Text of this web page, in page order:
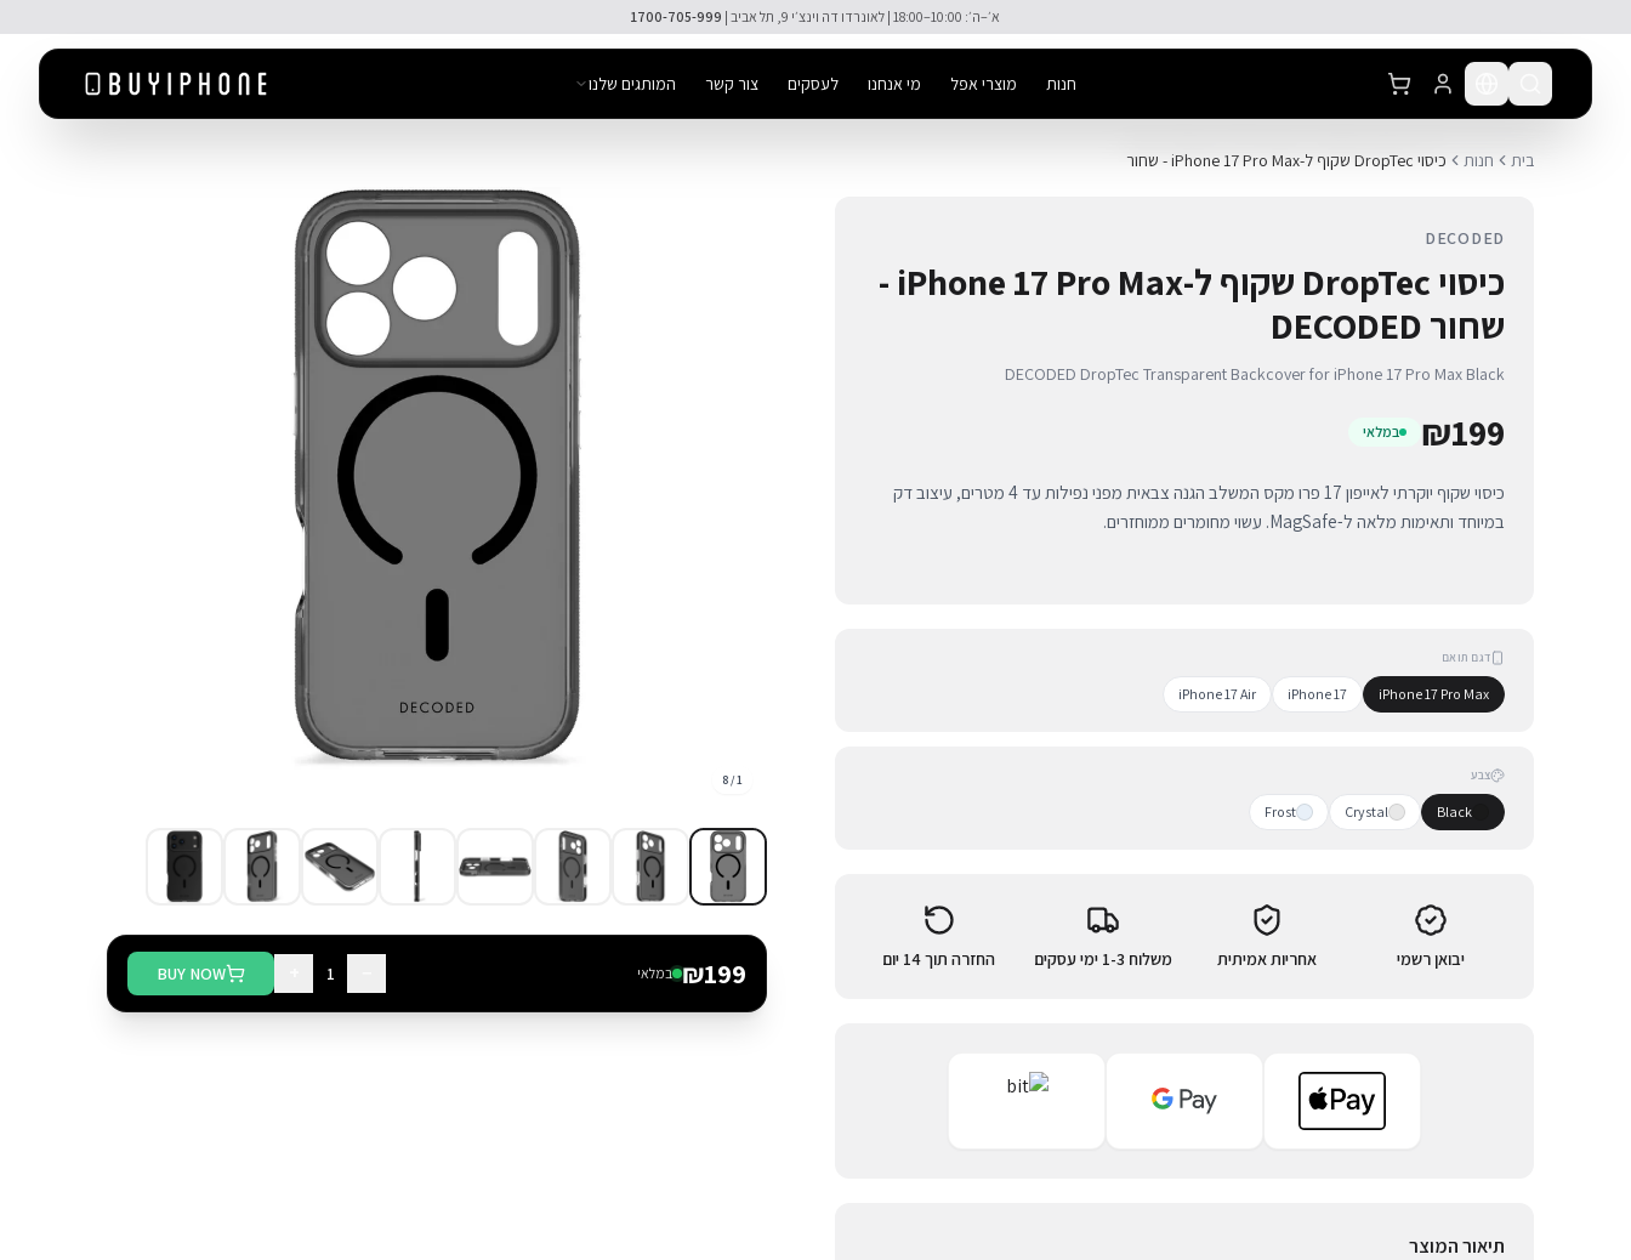
🚚 משלוח מהיר חינם מעל ₪300
חנות מוצרי אפל מי אנחנו לעסקים צור קשר המותגים שלנו
1
/
8
₪199 במלאי 1
BUY NOW
בית חנות כיסוי DropTec שקוף ל-iPhone 17 Pro Max - שחור
DECODED
כיסוי DropTec שקוף ל-iPhone 17 Pro Max -
שחור DECODED
DECODED DropTec Transparent Backcover for iPhone 17 Pro Max Black
₪199 במלאי
כיסוי שקוף יוקרתי לאייפון 17 פרו מקס המשלב הגנה צבאית מפני נפילות עד 4 מטרים, עיצוב דק
במיוחד ותאימות מלאה ל-MagSafe. עשוי מחומרים ממוחזרים.
דגם תואם
iPhone 17 Pro Max
iPhone 17
iPhone 17 Air
צבע
Black
Crystal
Frost
יבואן רשמי אחריות אמיתית משלוח 1-3 ימי עסקים החזרה תוך 14 יום
תיאור המוצר